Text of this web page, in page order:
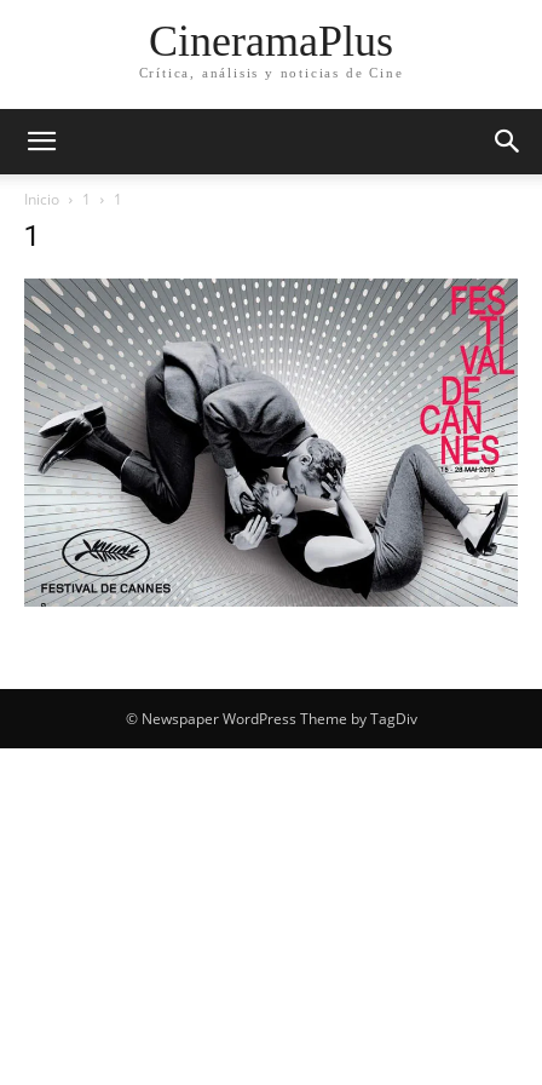
CineramaPlus
Crítica, análisis y noticias de Cine
Inicio 1 1
1
© Newspaper WordPress Theme by TagDiv